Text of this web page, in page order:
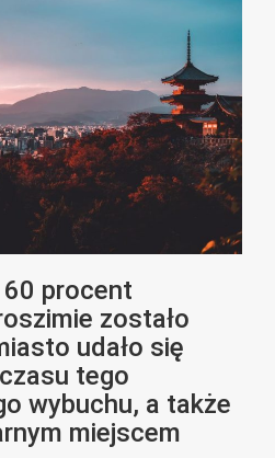
procent
zostało
udało się
tego
wybuchu, a także
miejscem